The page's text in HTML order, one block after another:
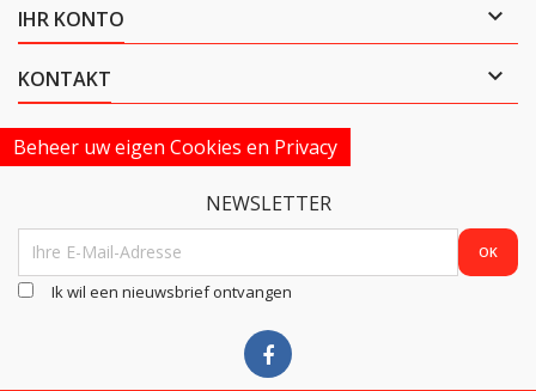
IHR KONTO 
KONTAKT 
Beheer uw eigen Cookies en Privacy
NEWSLETTER
Ik wil een nieuwsbrief ontvangen